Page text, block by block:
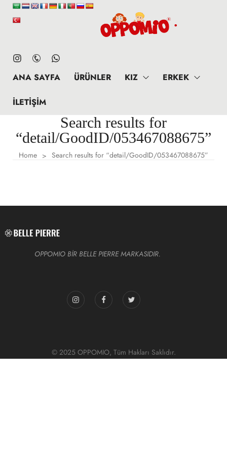
ANA SAYFA ÜRÜNLER KIZ ERKEK
İLETIŞIM
Search results for
“detail/GoodID/053467088675”
Home > Search results for “detail/GoodID/053467088675”
OPPOMIO BİR BELLE PIERRE MARKASIDIR.
© 2025 OPPOMIO, Tüm Hakları Saklıdır.